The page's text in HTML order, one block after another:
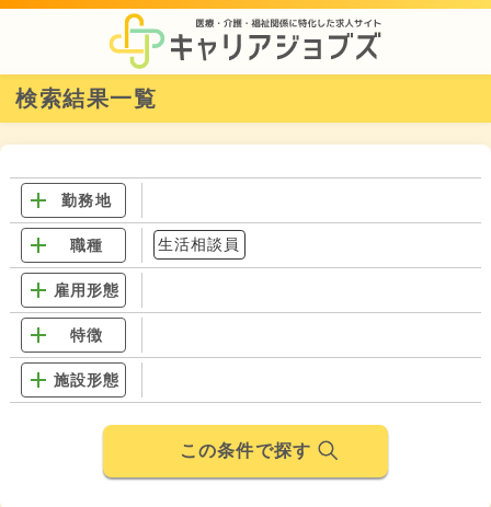
検索結果一覧
勤務地
職種 生活相談員
雇用形態
特徴
施設形態
この条件で探す